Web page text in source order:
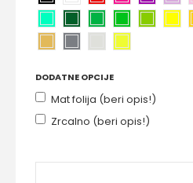
DODATNE OPCIJE
Mat folija (beri opis!)
Zrcalno (beri opis!)